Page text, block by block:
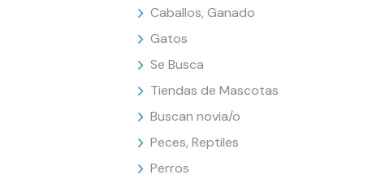
Caballos, Ganado
Gatos
Se Busca
Tiendas de Mascotas
Buscan novia/o
Peces, Reptiles
Perros